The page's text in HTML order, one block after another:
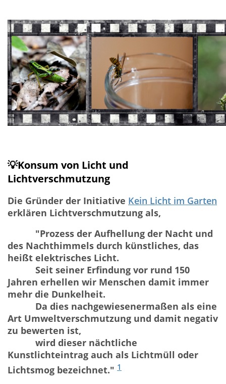
💡Konsum von Licht und
Lichtverschmutzung
Die Gründer der Initiative Kein Licht im Garten
erklären Lichtverschmutzung als,
"Prozess der Aufhellung der Nacht und
des Nachthimmels durch künstliches, das
heißt elektrisches Licht.
Seit seiner Erfindung vor rund 150
Jahren erhellen wir Menschen damit immer
mehr die Dunkelheit.
Da dies nachgewiesenermaßen als eine
Art Umweltverschmutzung und damit negativ
zu bewerten ist,
wird dieser nächtliche
Kunstlichteintrag auch als Lichtmüll oder
Lichtsmog bezeichnet." 1